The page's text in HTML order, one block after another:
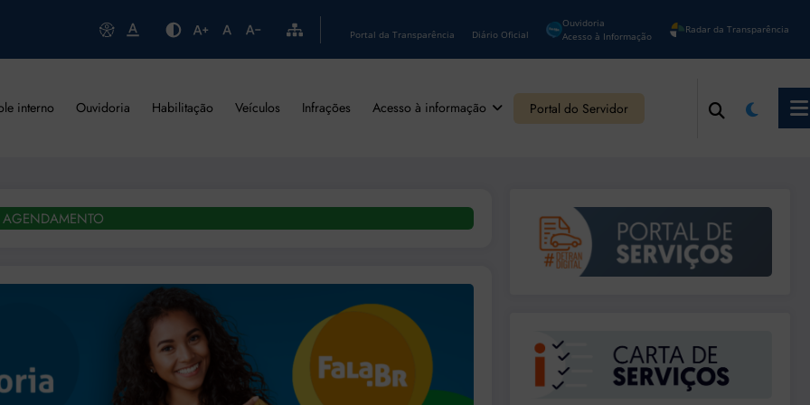
Portal da Transparência Diário Oficial
Ouvidoria
Acesso à Informação
Radar da Transparência
interno Ouvidoria Habilitação Veículos Infrações Acesso à informação Portal do Servidor
AGENDAMENTO